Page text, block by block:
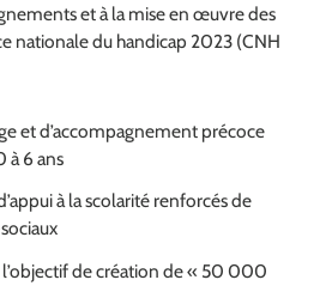
et à la mise en œuvre des
nationale du handicap 2023 (CNH
et d’accompagnement précoce
à 6 ans
à la scolarité renforcés de
de création de « 50 000